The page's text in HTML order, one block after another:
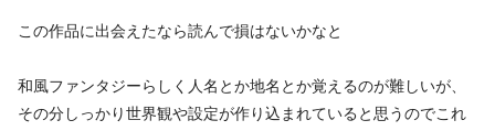
この作品に出会えたなら読んで損はないかなと
和風ファンタジーらしく人名とか地名とか覚えるのが難しいが、
その分しっかり世界観や設定が作り込まれていると思うのでこれ